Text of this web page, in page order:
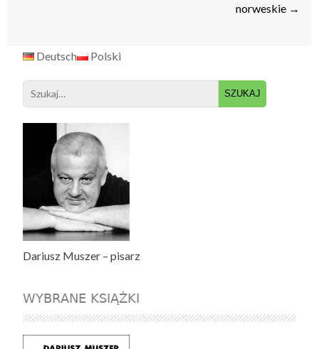
norweskie →
Deutsch Polski
Search
for:
Dariusz Muszer – pisarz
WYBRANE KSIĄŻKI